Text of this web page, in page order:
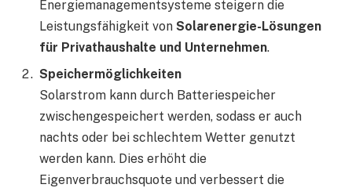
Energiemanagementsysteme steigern die
Leistungsfähigkeit von Solarenergie-Lösungen
für Privathaushalte und Unternehmen.
Speichermöglichkeiten
Solarstrom kann durch Batteriespeicher
zwischengespeichert werden, sodass er auch
nachts oder bei schlechtem Wetter genutzt
werden kann. Dies erhöht die
Eigenverbrauchsquote und verbessert die